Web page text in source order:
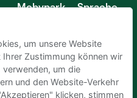
Mobypark
Sprache
Spanisch
Französisch
Italienisch
Niederländisch
um unsere Website
Zustimmung können wir
um die
und den Website-Verkehr
klicken, stimmen